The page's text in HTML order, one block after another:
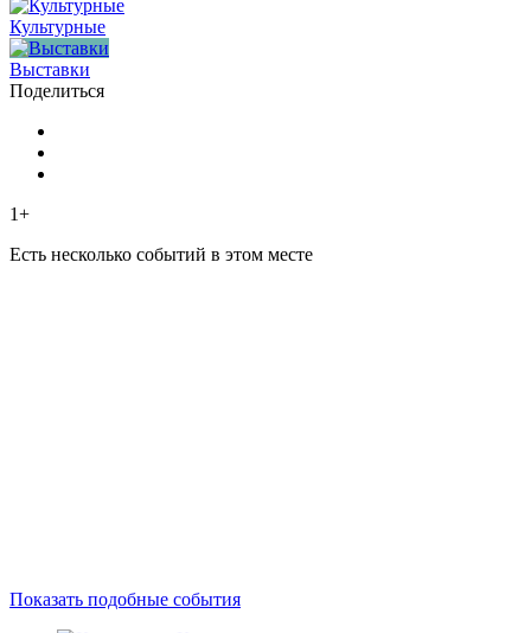
Культурные
Выставки
Поделиться
1+
Есть несколько событий в этом месте
Показать подобные события